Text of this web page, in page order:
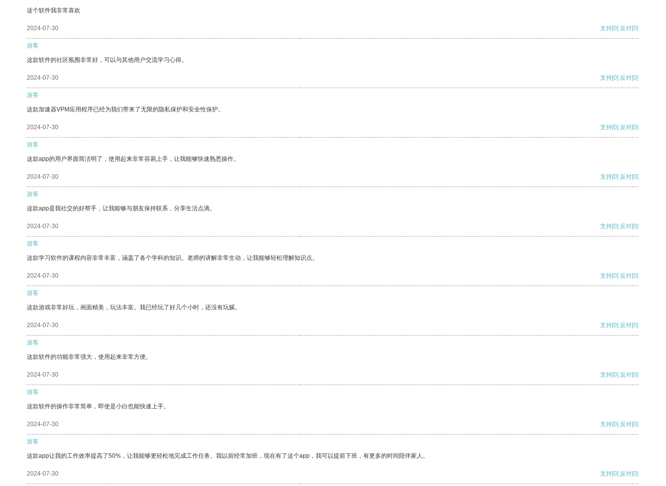
这个软件我非常喜欢
2024-07-30 支持[0] 反对[0]
游客
这款软件的社区氛围非常好，可以与其他用户交流学习心得。
2024-07-30 支持[0] 反对[0]
游客
这款加速器VPM应用程序已经为我们带来了无限的隐私保护和安全性保护。
2024-07-30 支持[0] 反对[0]
游客
这款app的用户界面简洁明了，使用起来非常容易上手，让我能够快速熟悉操作。
2024-07-30 支持[0] 反对[0]
游客
这款app是我社交的好帮手，让我能够与朋友保持联系，分享生活点滴。
2024-07-30 支持[0] 反对[0]
游客
这款学习软件的课程内容非常丰富，涵盖了各个学科的知识。老师的讲解非常生动，让我能够轻松理解知识点。
2024-07-30 支持[0] 反对[0]
游客
这款游戏非常好玩，画面精美，玩法丰富。我已经玩了好几个小时，还没有玩腻。
2024-07-30 支持[0] 反对[0]
游客
这款软件的功能非常强大，使用起来非常方便。
2024-07-30 支持[0] 反对[0]
游客
这款软件的操作非常简单，即使是小白也能快速上手。
2024-07-30 支持[0] 反对[0]
游客
这款app让我的工作效率提高了50%，让我能够更轻松地完成工作任务。我以前经常加班，现在有了这个app，我可以提前下班，有更多的时间陪伴家人。
2024-07-30 支持[0] 反对[0]